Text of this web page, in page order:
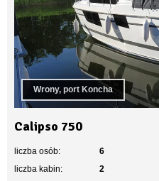
Wrony, port Koncha
Calipso 750
liczba osób:
6
liczba kabin:
2